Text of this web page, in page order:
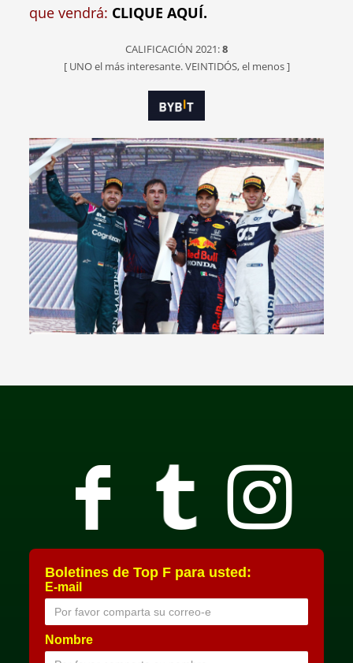
que vendrá: CLIQUE AQUÍ.
CALIFICACIÓN 2021:8
[ UNO el más interesante. VEINTIDÓS, el menos ]
Boletines de Top F para usted:
E-mail
Nombre